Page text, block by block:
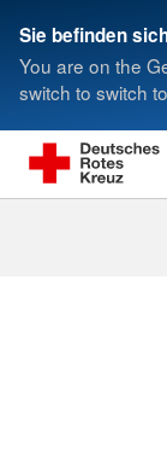
Sie befinden
You are on the
switch to switch